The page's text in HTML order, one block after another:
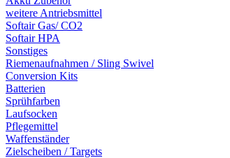
weitere Antriebsmittel
Softair Gas/ CO2
Softair HPA
Sonstiges
Riemenaufnahmen / Sling Swivel
Conversion Kits
Batterien
Sprühfarben
Laufsocken
Pflegemittel
Waffenständer
Zielscheiben / Targets